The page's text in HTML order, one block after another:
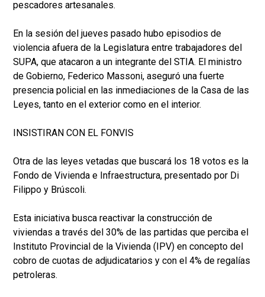
pescadores artesanales.
En la sesión del jueves pasado hubo episodios de
violencia afuera de la Legislatura entre trabajadores del
SUPA, que atacaron a un integrante del STIA. El ministro
de Gobierno, Federico Massoni, aseguró una fuerte
presencia policial en las inmediaciones de la Casa de las
Leyes, tanto en el exterior como en el interior.
INSISTIRAN CON EL FONVIS
Otra de las leyes vetadas que buscará los 18 votos es la
Fondo de Vivienda e Infraestructura, presentado por Di
Filippo y Brúscoli.
Esta iniciativa busca reactivar la construcción de
viviendas a través del 30% de las partidas que perciba el
Instituto Provincial de la Vivienda (IPV) en concepto del
cobro de cuotas de adjudicatarios y con el 4% de regalías
petroleras.